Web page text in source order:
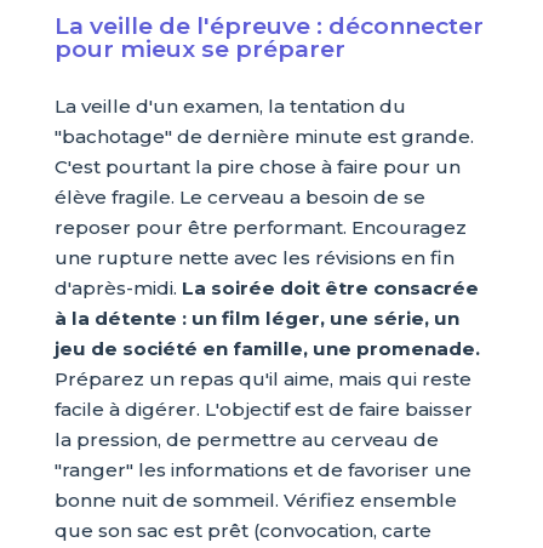
La veille de l'épreuve : déconnecter
pour mieux se préparer
La veille d'un examen, la tentation du
"bachotage" de dernière minute est grande.
C'est pourtant la pire chose à faire pour un
élève fragile. Le cerveau a besoin de se
reposer pour être performant. Encouragez
une rupture nette avec les révisions en fin
d'après-midi. La soirée doit être consacrée
à la détente : un film léger, une série, un
jeu de société en famille, une promenade.
Préparez un repas qu'il aime, mais qui reste
facile à digérer. L'objectif est de faire baisser
la pression, de permettre au cerveau de
"ranger" les informations et de favoriser une
bonne nuit de sommeil. Vérifiez ensemble
que son sac est prêt (convocation, carte